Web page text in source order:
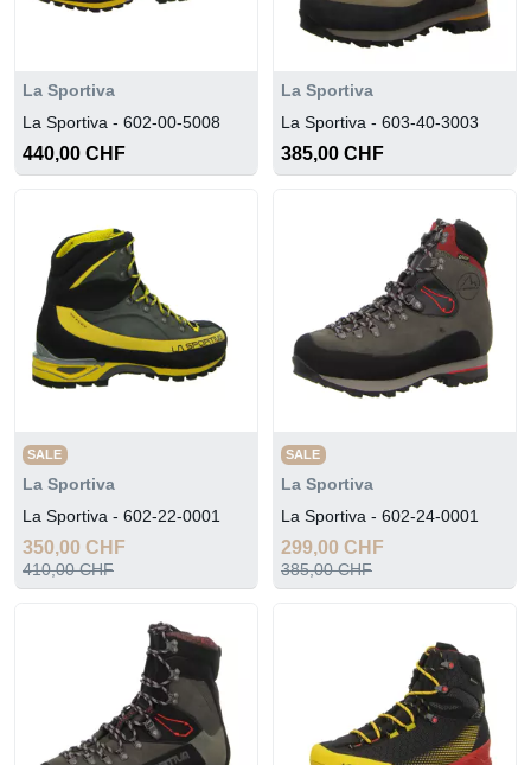
La Sportiva
La Sportiva - 602-00-5008
440,00 CHF
La Sportiva
La Sportiva - 603-40-3003
385,00 CHF
SALE
La Sportiva
La Sportiva - 602-22-0001
350,00 CHF
410,00 CHF
SALE
La Sportiva
La Sportiva - 602-24-0001
299,00 CHF
385,00 CHF